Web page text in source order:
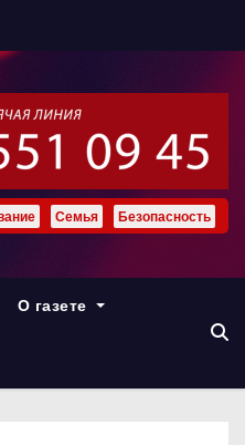
Семья Безопасность
О газете